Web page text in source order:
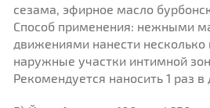
сезама, эфирное масло
Способ применения: нежными
движениями нанести несколько
наружные участки интимной
Рекомендуется наносить 1 раз